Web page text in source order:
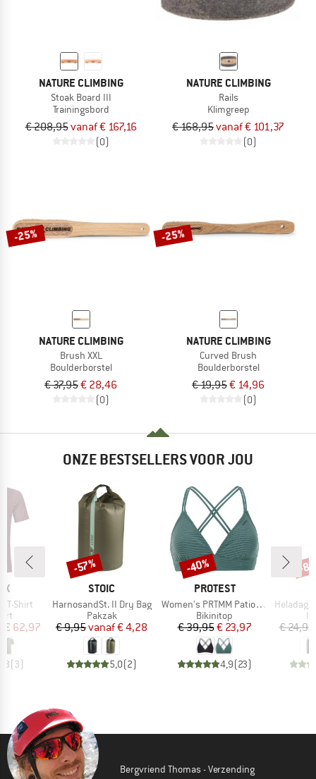
NATURE CLIMBING
Stoak Board III
Trainingsbord
€ 208,95vanaf € 167,16
(0)
NATURE CLIMBING
Rails
Klimgreep
€ 168,95vanaf € 101,37
(0)
-25%
NATURE CLIMBING
Brush XXL
Boulderborstel
€ 37,95€ 28,46
(0)
-25%
NATURE CLIMBING
Curved Brush
Boulderborstel
€ 19,95€ 14,96
(0)
ONZE BESTSELLERS VOOR JOU
T-Shirt
prijs
€ 62,97
(3)
MERK
STOIC
Artikel
HarnosandSt. II Dry Bag
Productgroep
Pakzak
Prijs
€ 9,95 Verlaagde prijs
vanaf€ 4,28
5,0(2)
Korting
-57%
MERK
PROTEST
Artikel
Women's PRTMM Patio Triangle
Productgroep
Bikinitop
Prijs
€ 39,95Verlaagde prijs
€ 23,97
4,9(23)
Korting
-40%
Artikel
HeladagenSt.
€ 24,95
-
Bergvriend Thomas - Verzending